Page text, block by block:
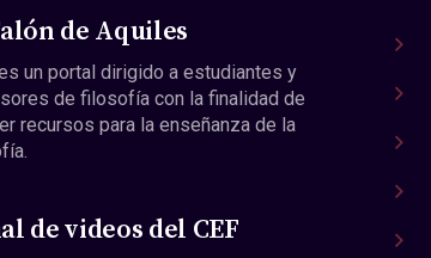
de Aquiles
un portal dirigido a estudiantes y
de filosofía con la finalidad de
recursos para la enseñanza de la
de videos del CEF